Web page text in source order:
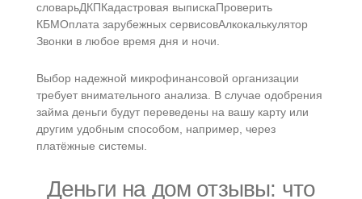
словарьДКПКадастровая выпискаПроверить
КБМОплата зарубежных сервисовАлкокалькулятор
Звонки в любое время дня и ночи.
Выбор надежной микрофинансовой организации
требует внимательного анализа. В случае одобрения
займа деньги будут переведены на вашу карту или
другим удобным способом, например, через
платёжные системы.
Деньги на дом отзывы: что